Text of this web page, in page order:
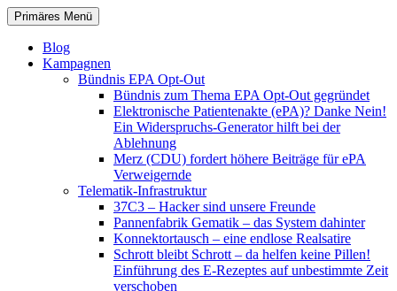
Zum
Inhalt
springen
patientenrechte-datenschutz.de
Suchen
Primäres Menü
Blog
Kampagnen
Bündnis EPA Opt-Out
Bündnis zum Thema EPA Opt-Out gegründet
Elektronische Patientenakte (ePA)? Danke Nein!
Ein Widerspruchs-Generator hilft bei der
Ablehnung
Merz (CDU) fordert höhere Beiträge für ePA
Verweigernde
Telematik-Infrastruktur
37C3 – Hacker sind unsere Freunde
Pannenfabrik Gematik – das System dahinter
Konnektortausch – eine endlose Realsatire
Schrott bleibt Schrott – da helfen keine Pillen!
Einführung des E-Rezeptes auf unbestimmte Zeit
verschoben